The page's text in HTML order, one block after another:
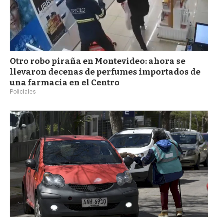
Otro robo piraña en Montevideo: ahora se
llevaron decenas de perfumes importados de
una farmacia en el Centro
Policiales